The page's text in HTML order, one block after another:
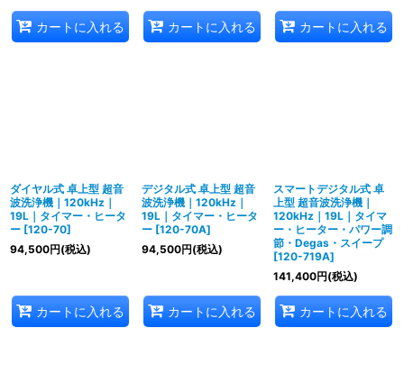
カートに入れる カートに入れる カートに入れる
ダイヤル式 卓上型 超音
波洗浄機｜120kHz｜
19L｜タイマー・ヒータ
ー [120-70]
94,500円(税込)
カートに入れる
デジタル式 卓上型 超音
波洗浄機｜120kHz｜
19L｜タイマー・ヒータ
ー [120-70A]
94,500円(税込)
カートに入れる
スマートデジタル式 卓
上型 超音波洗浄機｜
120kHz｜19L｜タイマ
ー・ヒーター・パワー調
節・Degas・スイープ
[120-719A]
141,400円(税込)
カートに入れる